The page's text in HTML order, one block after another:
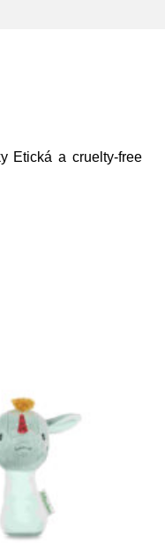
Etická a cruelty-free